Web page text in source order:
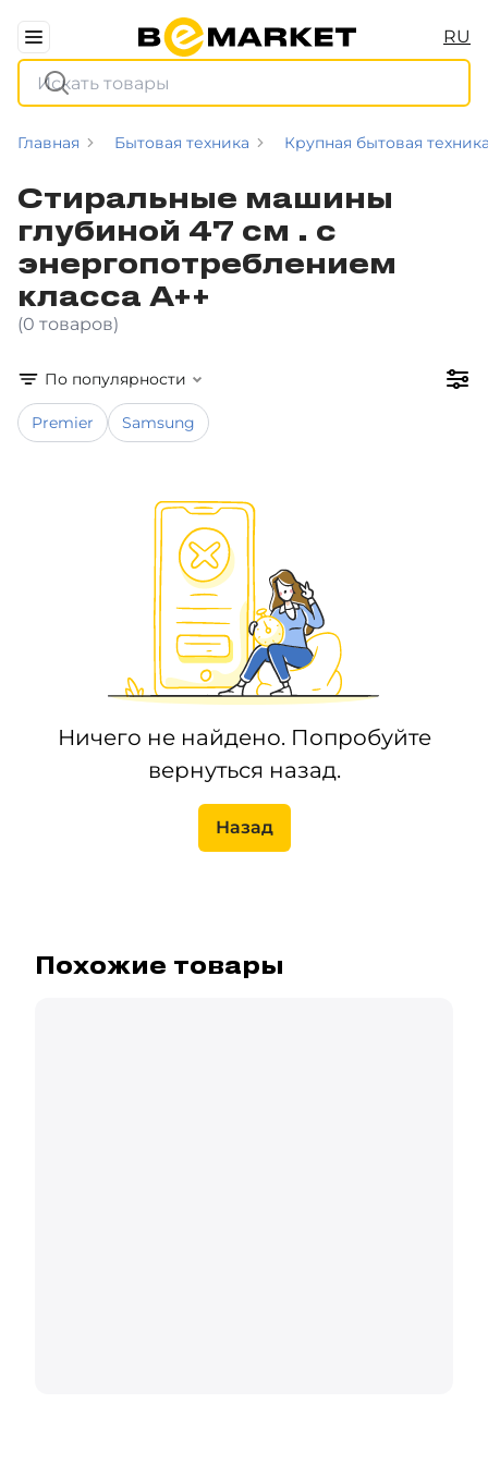
RU
Главная Бытовая техника Крупная бытовая
Стиральные машины
глубиной 47 см . с
энергопотреблением
класса A++
(0 товаров)
По популярности
Premier Samsung
Ничего не найдено. Попробуйте
вернуться назад.
Назад
Похожие товары